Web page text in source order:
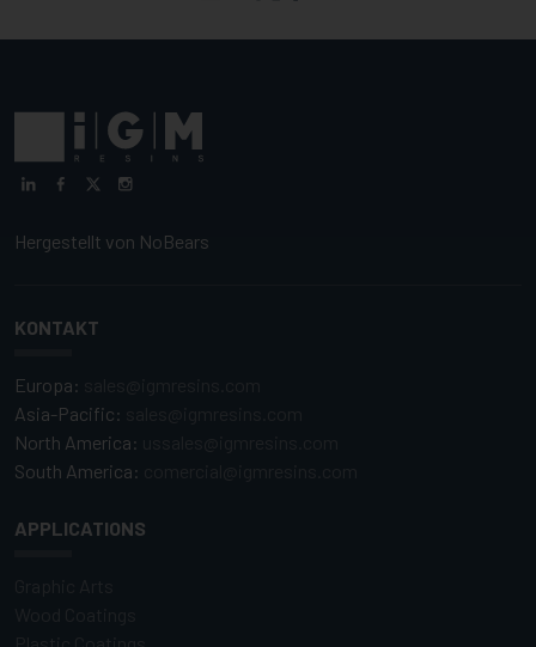
Hergestellt von NoBears
KONTAKT
Europa:
Asia-Pacific:
North America:
South America:
APPLICATIONS